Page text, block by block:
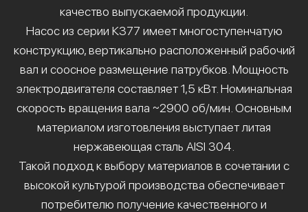
качество выпускаемой продукции.
Насос из серии К377 имеет многоступенчатую
конструкцию, вертикально расположенный рабочий
вал и соосное размещение патрубков. Мощность
электродвигателя составляет 1,5 кВт. Номинальная
скорость вращения вала ~2900 об/мин. Основным
материалом изготовления выступает литая
нержавеющая сталь AISI 304.
Такой подход к выбору материалов в сочетании с
высокой культурой производства обеспечивает
потребителю получение качественного и